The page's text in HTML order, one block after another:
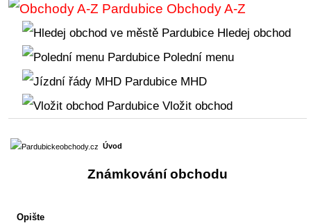
Obchody A-Z
Hledej obchod
Polední menu
MHD
Vložit obchod
Úvod
Známkování obchodu
Opište